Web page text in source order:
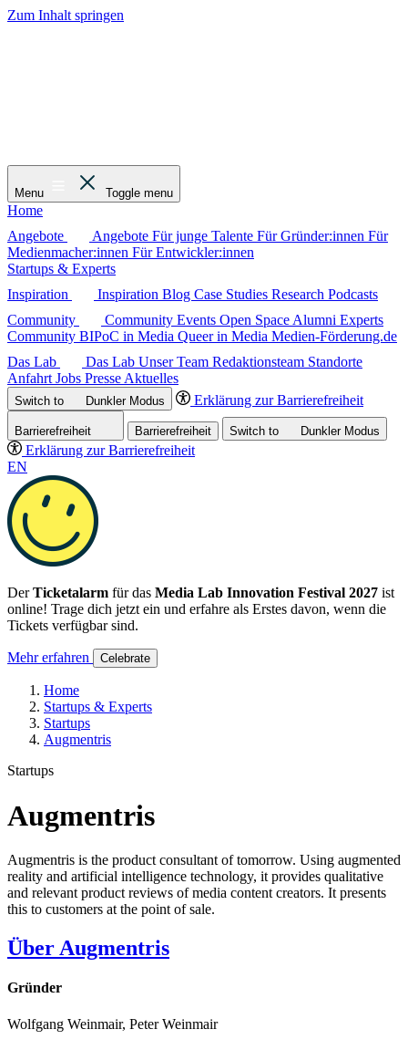
Zum Inhalt springen
Menu Toggle menu
Home
Angebote
Angebote Für junge Talente Für Gründer:innen Für
Medienmacher:innen Für Entwickler:innen
Startups & Experts
Inspiration
Inspiration Blog Case Studies Research Podcasts
Community
Community Events Open Space Alumni Experts
Community BIPoC in Media Queer in Media Medien-Förderung.de
Das Lab
Das Lab Unser Team Redaktionsteam Standorte
Anfahrt Jobs Presse Aktuelles
Switch to DunklerModus Erklärung zur Barrierefreiheit
Barrierefreiheit Barrierefreiheit Switch to DunklerModus
Erklärung zur Barrierefreiheit
EN
DerTicketalarm für das Media Lab Innovation Festival 2027 ist
online! Trage dich jetzt ein und erfahre als Erstes davon, wenn die
Tickets verfügbar sind.
Mehr erfahren Celebrate
Home
Startups & Experts
Startups
Augmentris
Startups
Augmentris
Augmentris is the product consultant of tomorrow. Using augmented
reality and artificial intelligence technology, it provides qualitative
and relevant product reviews of media content creators. It presents
this to customers at the point of sale.
Über Augmentris
Gründer
Wolfgang Weinmair, Peter Weinmair